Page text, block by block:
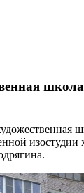
изостудии